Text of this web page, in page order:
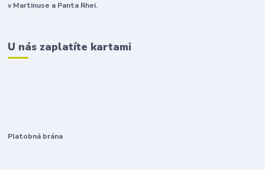
v Martinuse a Panta Rhei.
U nás zaplatíte kartami
Platobná brána